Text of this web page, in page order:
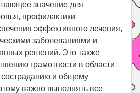
значение для
профилактики
эффективного лечения,
заболеваниями и
решений. Это также
грамотности в области
состраданию и общему
важно выполнять все